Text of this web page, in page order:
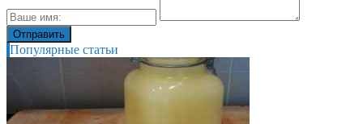
Популярные статьи